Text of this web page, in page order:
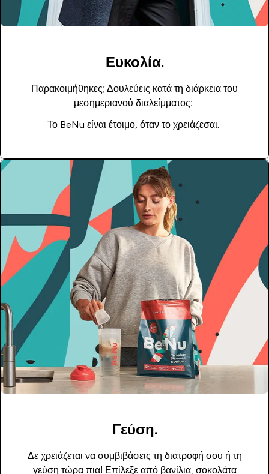
Ευκολία.
Παρακοιμήθηκες; Δουλεύεις κατά τη διάρκεια του
μεσημεριανού διαλείμματος;
Το BeNu είναι έτοιμο, όταν το χρειάζεσαι.
Γεύση.
Δε χρειάζεται να συμβιβάσεις τη διατροφή σου ή τη
γεύση τώρα πια! Επίλεξε από βανίλια, σοκολάτα